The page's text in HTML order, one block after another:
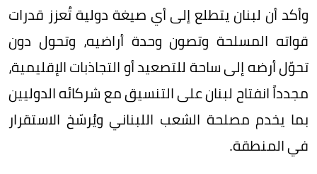
وأكد أن لبنان يتطلع إلى أي صيغة دولية تُعزز قدرات
قواته المسلحة وتصون وحدة أراضيه، وتحول دون
تحوّل أرضه إلى ساحة للتصعيد أو التجاذبات الإقليمية،
مجدداً انفتاح لبنان على التنسيق مع شركائه الدوليين
بما يخدم مصلحة الشعب اللبناني ويُرسّخ الاستقرار
في المنطقة.